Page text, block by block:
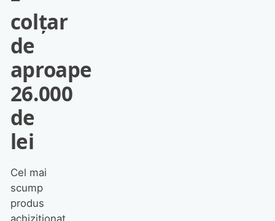
colțar
de
aproape
26.000
de
lei
Cel mai
scump
produs